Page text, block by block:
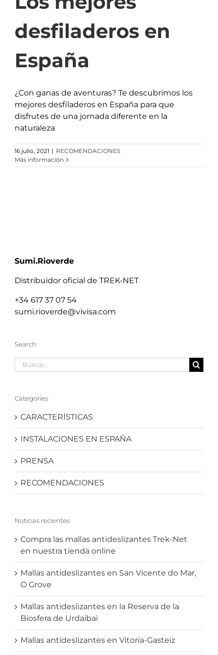
desfiladeros en
España
¿Con ganas de aventuras? Te descubrimos los
mejores desfiladeros en España para que
disfrutes de una jornada diferente en la
naturaleza
16 julio, 2021 | RECOMENDACIONES
Más información
Sumi.Rioverde
Distribuidor oficial de TREK-NET
+34 617 37 07 54
sumi.rioverde@vivisa.com
Search
Buscar:
Categories
CARACTERÍSTICAS
INSTALACIONES EN ESPAÑA
PRENSA
RECOMENDACIONES
Noticias recientes
Compra las mallas antideslizantes Trek-Net
en nuestra tienda online
Mallas antideslizantes en San Vicente do Mar,
O Grove
Mallas antideslizantes en la Reserva de la
Biosfera de Urdaibai
Mallas antideslizantes en Vitoria-Gasteiz